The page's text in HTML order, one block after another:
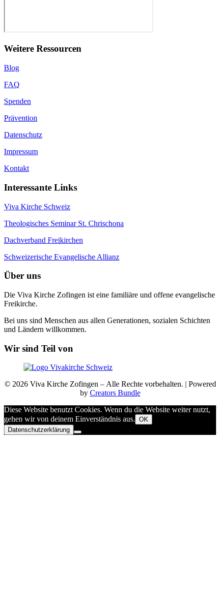
Weitere Ressourcen
Blog
FAQ
Spenden
Prävention
Datenschutz
Impressum
Kontakt
Interessante Links
Viva Kirche Schweiz
Theologisches Seminar St. Chrischona
Dachverband Freikirchen
Schweizerische Evangelische Allianz
Über uns
Die Viva Kirche Zofingen ist eine familiäre und offene evangelische
Freikirche.
Bei uns sind Menschen aus allen Generationen, sozialen Schichten
und Ländern willkommen.
Wir sind Teil von
© 2026 Viva Kirche Zofingen – Alle Rechte vorbehalten. | Powered
by Creators Bundle
Diese Website benutzt Cookies. Wenn du die Website weiter nutzt,
gehen wir von deinem Einverständnis aus. OK
Datenschutzerklärung